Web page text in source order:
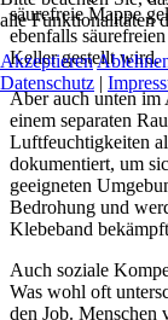
säurefreie Mappe
ebenfalls
Keller gestellt wird.
Aber auch unten
einem separaten
Luftfeuchtigkeiten
dokumentiert, um
geeigneten
Bedrohung und
Klebeband
Auch soziale
Was wohl oft
den Job. Menschen
alle Funktionalitäten
Akzeptieren
Datenschutz |